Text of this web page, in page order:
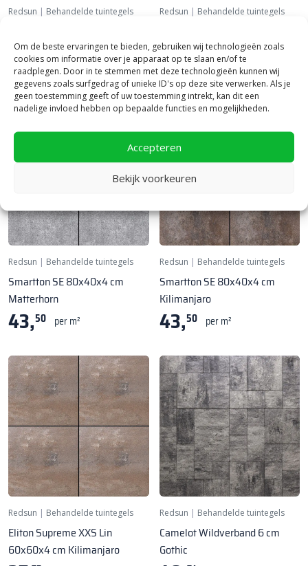
Om de beste ervaringen te bieden, gebruiken wij technologieën zoals
cookies om informatie over je apparaat op te slaan en/of te
raadplegen. Door in te stemmen met deze technologieën kunnen wij
gegevens zoals surfgedrag of unieke ID's op deze site verwerken. Als je
geen toestemming geeft of uw toestemming intrekt, kan dit een
nadelige invloed hebben op bepaalde functies en mogelijkheden.
Accepteren
Bekijk voorkeuren
Redsun | Behandelde tuintegels
Gran Canaria
38,75 per m²
Redsun | Behandelde tuintegels
Amiata
43,50 per m²
Redsun | Behandelde tuintegels
Smartton SE 80x40x4 cm
Matterhorn
43,50 per m²
Redsun | Behandelde tuintegels
Smartton SE 80x40x4 cm
Kilimanjaro
43,50 per m²
Redsun | Behandelde tuintegels
Eliton Supreme XXS Lin
60x60x4 cm Kilimanjaro
Redsun | Behandelde tuintegels
Camelot Wildverband 6 cm
Gothic